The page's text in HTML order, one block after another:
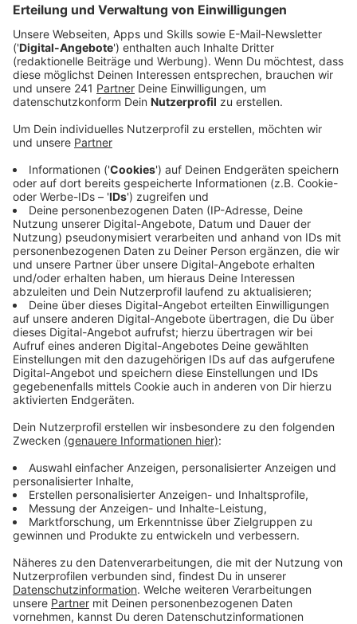
dabei mehr als hundert Marihuana- Setzlinge und
Veröffentlicht:Donnerstag, 25.05.2023 18:05
Anzeige
Drogenplantage“, so ein Polizeisprecher. Man gehe von
professionellen Anbau aus. Wer die Plantage betrieben
hat, müsse jetzt ermittelt werden, eine Festnahme
habe es noch nicht gegeben, so die Polizei.
Das Haus gehört einer 88-jährigen Frau. Sie und ihr 44
Jahre alter Sohn wurden nach dem Brand leicht
verletzt in eine Klinik gebracht. Die Brandursache des
Feuers ist ebenfalls noch nicht geklärt. Die Feuerwehr
hatte am Donnerstag mehrere Stunden mit dem
Löschen zu tun, weil sie eine Außenwand und das Dach
gewaltsam öffnen musste, um überhaupt an den
Brandherd in einer Zwischendecke zu kommen.
Anzeige
Weitere Meldungen aus Leverkusen
Anzeige
Brand in Leverkusen-Steinbüchel gelöscht